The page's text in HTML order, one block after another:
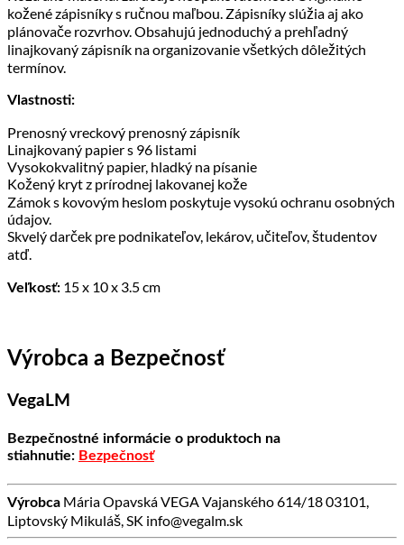
kožené zápisníky s ručnou maľbou. Zápisníky slúžia aj ako
plánovače rozvrhov. Obsahujú jednoduchý a prehľadný
linajkovaný zápisník na organizovanie všetkých dôležitých
termínov.
Vlastnosti:
Prenosný vreckový prenosný zápisník
Linajkovaný papier s 96 listami
Vysokokvalitný papier, hladký na písanie
Kožený kryt z prírodnej lakovanej kože
Zámok s kovovým heslom poskytuje vysokú ochranu osobných
údajov.
Skvelý darček pre podnikateľov, lekárov, učiteľov, študentov
atď.
Veľkosť: 15 x 10 x 3.5 cm
Výrobca a Bezpečnosť
VegaLM
Bezpečnostné informácie o produktoch na
stiahnutie: Bezpečnosť
Výrobca Mária Opavská VEGA Vajanského 614/18 03101,
Liptovský Mikuláš, SK info@vegalm.sk